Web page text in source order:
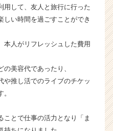
用して、友人と旅行に行った
しい時間を過ごすことができ
本人がリフレッシュした費用
美容代であったり、
や推し活でのライブのチケッ
ことで仕事の活力となり「ま